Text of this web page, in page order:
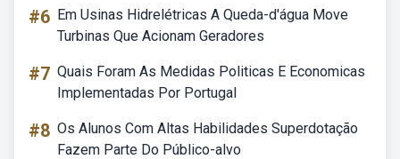
#6 Em Usinas Hidrelétricas A Queda-d'água Move
Turbinas Que Acionam Geradores
#7 Quais Foram As Medidas Politicas E Economicas
Implementadas Por Portugal
#8 Os Alunos Com Altas Habilidades Superdotação
Fazem Parte Do Público-alvo